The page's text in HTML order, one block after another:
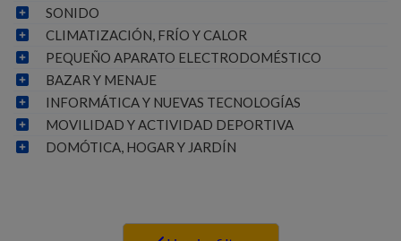
SONIDO
CLIMATIZACIÓN, FRÍO Y CALOR
PEQUEÑO APARATO ELECTRODOMÉSTICO
BAZAR Y MENAJE
INFORMÁTICA Y NUEVAS TECNOLOGÍAS
MOVILIDAD Y ACTIVIDAD DEPORTIVA
DOMÓTICA, HOGAR Y JARDÍN